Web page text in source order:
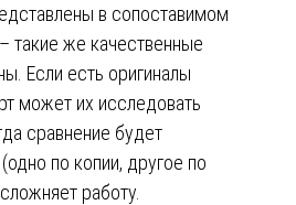
в сопоставимом
такие же качественные
Если есть оригиналы
может их исследовать
сравнение будет
по копии, другое по
работу.